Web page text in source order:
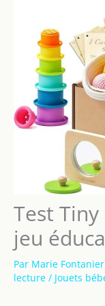
Test
jeu
Par Marie Fontanier
lecture / Jouets